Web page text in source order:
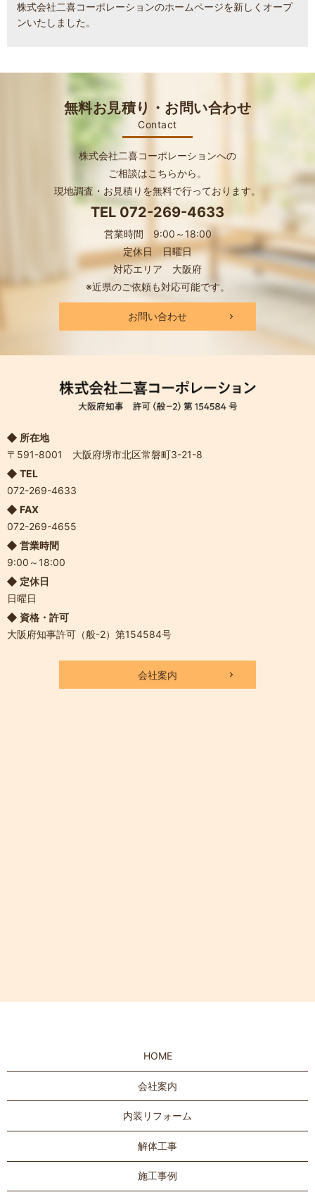
株式会社二喜コーポレーションのホームページを新しくオープ
ンいたしました。
無料お見積り・お問い合わせ
Contact
株式会社二喜コーポレーションへの
ご相談はこちらから。
現地調査・お見積りを無料で行っております。
TEL072-269-4633
営業時間 9:00～18:00
定休日 日曜日
対応エリア 大阪府
※近県のご依頼も対応可能です。
お問い合わせ
所在地
〒591-8001 大阪府堺市北区常磐町3-21-8
TEL
072-269-4633
FAX
072-269-4655
営業時間
9:00～18:00
定休日
日曜日
資格・許可
大阪府知事許可（般-2）第154584号
会社案内
HOME
会社案内
内装リフォーム
解体工事
施工事例